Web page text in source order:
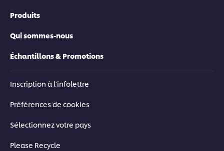
Techniques pour maîtriser les bases
Maîtrisez des techniques de cuisson saines pour une nutrition
Andria Wu vous explique tout, du pochage à la fermentation,
This video player may use cookies or other
Produits
Qui sommes-nous
Échantillons & Promotions
Inscription à l'infolettre
Préférences de cookies
Sélectionnez votre pays
Please Recycle